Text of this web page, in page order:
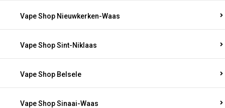
Vape Shop Nieuwkerken-Waas
Vape Shop Sint-Niklaas
Vape Shop Belsele
Vape Shop Sinaai-Waas